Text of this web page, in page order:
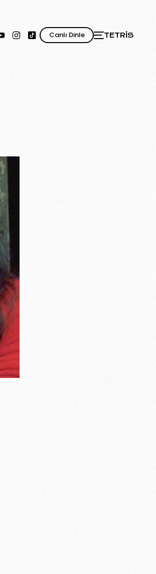
Canlı Dinle TETRIS